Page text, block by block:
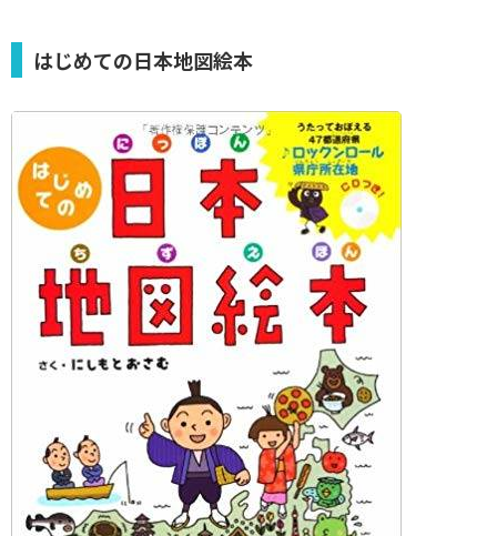
はじめての日本地図絵本